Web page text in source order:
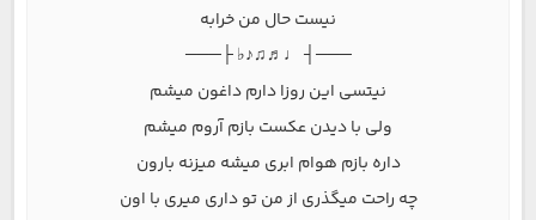
نیست حال من خرابه
───┤ ♩♬♫♪♭ ├───
نیتسی این روزا دارم داغون میشم
ولی با دیدن عکست بازم آروم میشم
داره بازم هوام ابری میشه میزنه بارون
چه راحت میگذری از من تو داری میری با اون